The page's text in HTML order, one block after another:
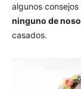
algunos
ninguno de
casados.